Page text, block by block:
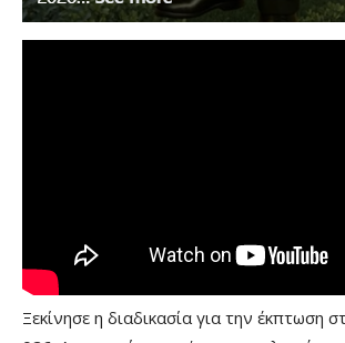
Ξεκίνησε η διαδικασία για την έκπτωση